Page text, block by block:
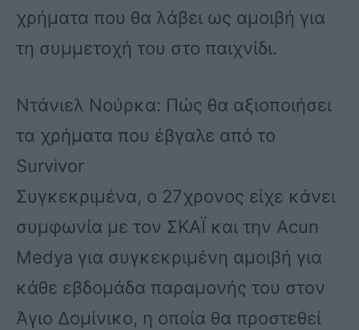
χρήματα που θα λάβει ως αμοιβή για
τη συμμετοχή του στο παιχνίδι.
Ντάνιελ Νούρκα: Πώς θα αξιοποιήσει
τα χρήματα που έβγαλε από το
Survivor
Συγκεκριμένα, ο 27χρονος είχε κάνει
συμφωνία με τον ΣΚΑΪ και την Acun
Medya για συγκεκριμένη αμοιβή για
κάθε εβδομάδα παραμονής του στον
Άγιο Δομίνικο, η οποία θα προστεθεί